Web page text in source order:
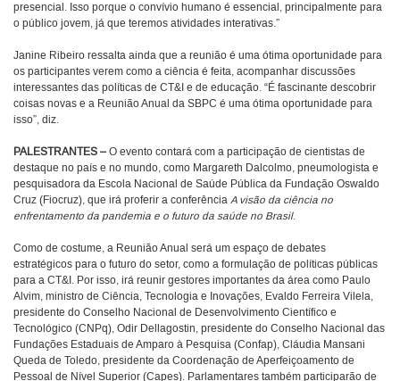
presencial. Isso porque o convívio humano é essencial, principalmente para
o público jovem, já que teremos atividades interativas.”
Janine Ribeiro ressalta ainda que a reunião é uma ótima oportunidade para
os participantes verem como a ciência é feita, acompanhar discussões
interessantes das políticas de CT&I e de educação. “É fascinante descobrir
coisas novas e a Reunião Anual da SBPC é uma ótima oportunidade para
isso”, diz.
PALESTRANTES –O evento contará com a participação de cientistas de
destaque no país e no mundo, como Margareth Dalcolmo, pneumologista e
pesquisadora da Escola Nacional de Saúde Pública da Fundação Oswaldo
Cruz (Fiocruz), que irá proferir a conferência A visão da ciência no
enfrentamento da pandemia e o futuro da saúde no Brasil.
Como de costume, a Reunião Anual será um espaço de debates
estratégicos para o futuro do setor, como a formulação de políticas públicas
para a CT&I. Por isso, irá reunir gestores importantes da área como Paulo
Alvim, ministro de Ciência, Tecnologia e Inovações, Evaldo Ferreira Vilela,
presidente do Conselho Nacional de Desenvolvimento Científico e
Tecnológico (CNPq), Odir Dellagostin, presidente do Conselho Nacional das
Fundações Estaduais de Amparo à Pesquisa (Confap), Cláudia Mansani
Queda de Toledo, presidente da Coordenação de Aperfeiçoamento de
Pessoal de Nível Superior (Capes). Parlamentares também participarão de